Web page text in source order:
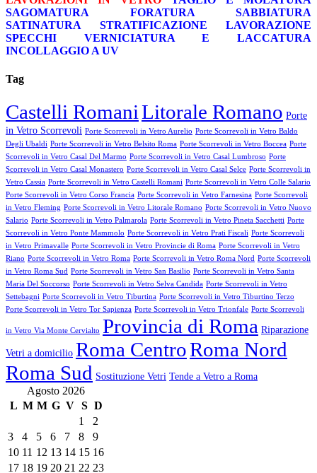
SAGOMATURA
FORATURA
SABBIATURA
SATINATURA
STRATIFICAZIONE
LAVORAZIONE
SPECCHI
VERNICIATURA E LACCATURA
INCOLLAGGIO A UV
Tag
Castelli RomaniLitorale Romano Porte
in Vetro Scorrevoli Porte Scorrevoli in Vetro Aurelio Porte Scorrevoli in Vetro Baldo
Degli Ubaldi Porte Scorrevoli in Vetro Belsito Roma Porte Scorrevoli in Vetro Boccea Porte
Scorrevoli in Vetro Casal Del Marmo Porte Scorrevoli in Vetro Casal Lumbroso Porte
Scorrevoli in Vetro Casal Monastero Porte Scorrevoli in Vetro Casal Selce Porte Scorrevoli in
Vetro Cassia Porte Scorrevoli in Vetro Castelli Romani Porte Scorrevoli in Vetro Colle Salario
Porte Scorrevoli in Vetro Corso Francia Porte Scorrevoli in Vetro Farnesina Porte Scorrevoli
in Vetro Fleming Porte Scorrevoli in Vetro Litorale Romano Porte Scorrevoli in Vetro Nuovo
Salario Porte Scorrevoli in Vetro Palmarola Porte Scorrevoli in Vetro Pineta Sacchetti Porte
Scorrevoli in Vetro Ponte Mammolo Porte Scorrevoli in Vetro Prati Fiscali Porte Scorrevoli
in Vetro Primavalle Porte Scorrevoli in Vetro Provincie di Roma Porte Scorrevoli in Vetro
Riano Porte Scorrevoli in Vetro Roma Porte Scorrevoli in Vetro Roma Nord Porte Scorrevoli
in Vetro Roma Sud Porte Scorrevoli in Vetro San Basilio Porte Scorrevoli in Vetro Santa
Maria Del Soccorso Porte Scorrevoli in Vetro Selva Candida Porte Scorrevoli in Vetro
Settebagni Porte Scorrevoli in Vetro Tiburtina Porte Scorrevoli in Vetro Tiburtino Terzo
Porte Scorrevoli in Vetro Tor Sapienza Porte Scorrevoli in Vetro Trionfale Porte Scorrevoli
in Vetro Via Monte Cervialto Provincia di Roma Riparazione
Vetri a domicilio Roma CentroRoma Nord
Roma Sud Sostituzione Vetri Tende a Vetro a Roma
Agosto 2026
L M M G V S D
1
2
3
4 5 6 7 8
9
10 11 12 13 14 15 16
17 18 19 20 21 22 23